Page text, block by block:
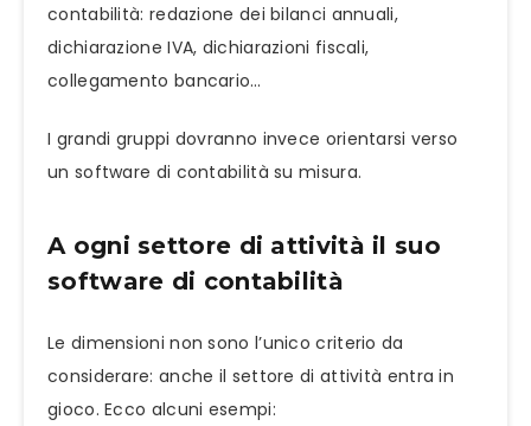
contabilità: redazione dei bilanci annuali,
dichiarazione IVA, dichiarazioni fiscali,
collegamento bancario…
I grandi gruppi dovranno invece orientarsi verso
un software di contabilità su misura.
A ogni settore di attività il suo
software di contabilità
Le dimensioni non sono l’unico criterio da
considerare: anche il settore di attività entra in
gioco. Ecco alcuni esempi: